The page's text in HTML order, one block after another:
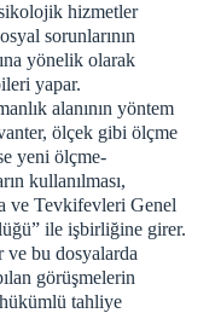
hizmetler
sorunlarının
yönelik olarak
yapar.
alanının yöntem
ölçek gibi ölçme
yeni ölçme-
kullanılması,
ve Tevkifevleri Genel
ile işbirliğine girer.
bu dosyalarda
görüşmelerin
hükümlü tahliye